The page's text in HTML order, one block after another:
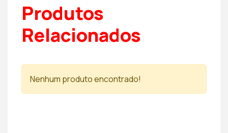
Produtos
Relacionados
Nenhum produto encontrado!